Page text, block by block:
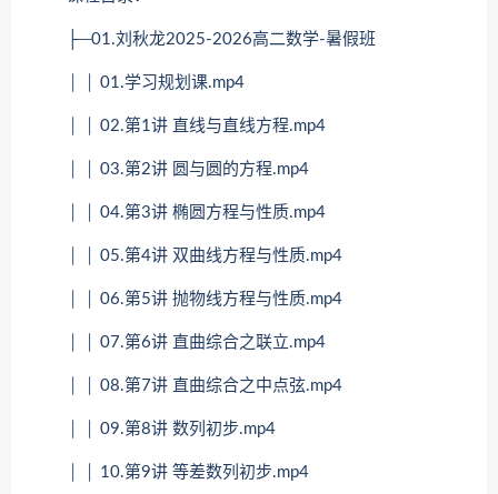
├─01.刘秋龙2025-2026高二数学-暑假班
│ │ 01.学习规划课.mp4
│ │ 02.第1讲 直线与直线方程.mp4
│ │ 03.第2讲 圆与圆的方程.mp4
│ │ 04.第3讲 椭圆方程与性质.mp4
│ │ 05.第4讲 双曲线方程与性质.mp4
│ │ 06.第5讲 抛物线方程与性质.mp4
│ │ 07.第6讲 直曲综合之联立.mp4
│ │ 08.第7讲 直曲综合之中点弦.mp4
│ │ 09.第8讲 数列初步.mp4
│ │ 10.第9讲 等差数列初步.mp4